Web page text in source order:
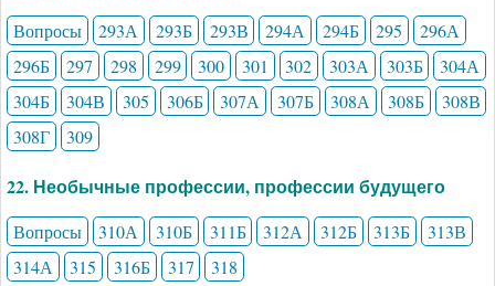
Вопросы 293А 293Б 293В 294А 294Б 295
296А
296Б
297 298 299 300 301 302 303А 303Б
304А
304Б
304В 305 306Б 307А 307Б 308А 308Б
308В
308Г
309
22. Необычные профессии, профессии будущего
Вопросы 310А 310Б 311Б 312А 312Б 313Б
313В
314А
315 316Б 317 318